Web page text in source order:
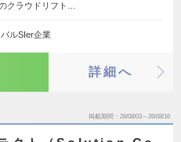
クラウドリフト…
ルSIer企業
詳細へ
掲載期間 26/08/03～26/08/16